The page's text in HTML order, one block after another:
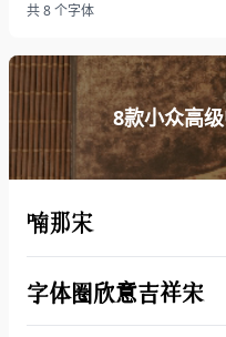
共 8 个字体
8款小众高
喃那宋
字体圈欣意吉祥宋